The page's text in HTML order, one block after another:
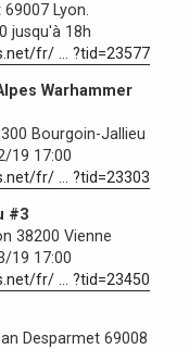
Lyon.
jusqu'à 18h
fr/ ... ?tid=23577
Warhammer
Bourgoin-Jallieu
19 17:00
fr/ ... ?tid=23303
#3
38200 Vienne
19 17:00
fr/ ... ?tid=23450
Desparmet 69008